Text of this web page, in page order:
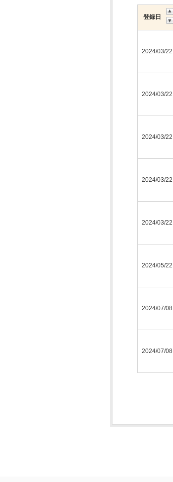
登録日
2024/03/22
2024/03/22
2024/03/22
2024/03/22
2024/03/22
2024/05/22
2024/07/08
2024/07/08